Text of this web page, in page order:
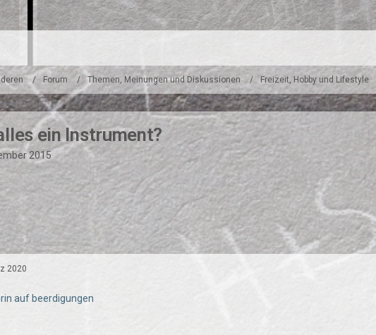
Forum Themen, Meinungen und Diskussionen Freizeit, Hobby und Lifestyle
ein Instrument?
2015
2020
auf beerdigungen